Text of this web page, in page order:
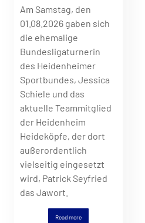
Am Samstag, den
01.08.2026 gaben sich
die ehemalige
Bundesligaturnerin
des Heidenheimer
Sportbundes, Jessica
Schiele und das
aktuelle Teammitglied
der Heidenheim
Heideköpfe, der dort
außerordentlich
vielseitig eingesetzt
wird, Patrick Seyfried
das Jawort.
Read more